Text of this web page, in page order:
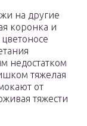
на другие
коронка и
недостатком
тяжелая
от
тяжести